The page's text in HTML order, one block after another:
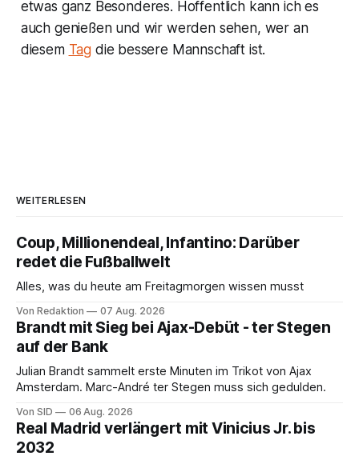
etwas ganz Besonderes. Hoffentlich kann ich es
auch genießen und wir werden sehen, wer an
diesem Tag die bessere Mannschaft ist.
WEITERLESEN
Coup, Millionendeal, Infantino: Darüber
redet die Fußballwelt
Alles, was du heute am Freitagmorgen wissen musst
Von Redaktion 07 Aug. 2026
Brandt mit Sieg bei Ajax-Debüt - ter Stegen
auf der Bank
Julian Brandt sammelt erste Minuten im Trikot von Ajax
Amsterdam. Marc-André ter Stegen muss sich gedulden.
Von SID 06 Aug. 2026
Real Madrid verlängert mit Vinicius Jr. bis
2032